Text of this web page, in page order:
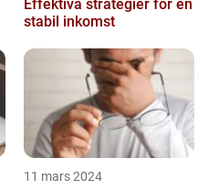
Effektiva strategier för en
stabil inkomst
11 mars 2024